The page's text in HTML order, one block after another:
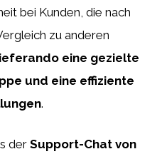
bei Kunden, die nach
zu anderen
eine gezielte
und eine effiziente
.
der Support-Chat von